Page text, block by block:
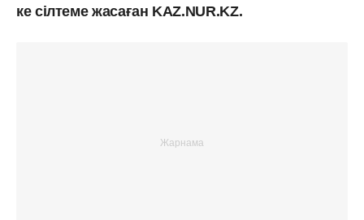
ке сілтеме жасаған KAZ.NUR.KZ.